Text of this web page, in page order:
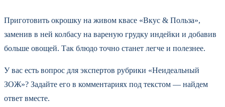
Приготовить окрошку на живом квасе «Вкус & Польза»,
заменив в ней колбасу на вареную грудку индейки и добавив
больше овощей. Так блюдо точно станет легче и полезнее.
У вас есть вопрос для экспертов рубрики «Неидеальный
ЗОЖ»? Задайте его в комментариях под текстом — найдем
ответ вместе.